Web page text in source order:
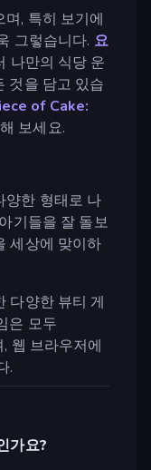
, 특히 보기에
그렇습니다. 요
나만의 식당 운
것을 담고 있습
of Cake:
보세요.
양한 형태로 나
기들을 잘 돌보
세상에 맞이하
다양한 뷰티 게
은 모두
웹 브라우저에
.
가요?